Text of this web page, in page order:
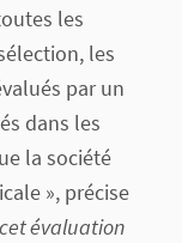
les
les
par un
dans les
la société
», précise
évaluation